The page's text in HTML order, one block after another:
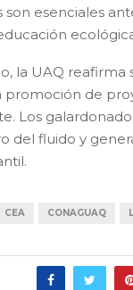
son esenciales
la UAQ
promoción de
Los
del fluido y
CEA CONAGUAQ